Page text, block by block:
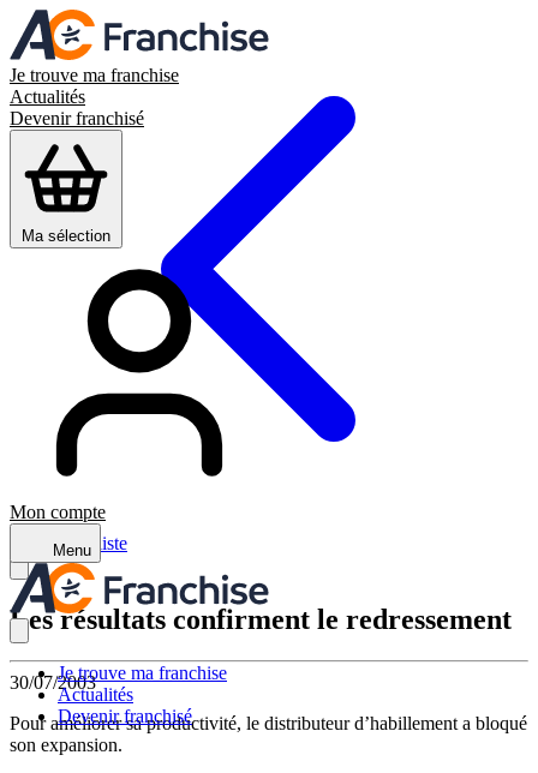
Je trouve ma franchise
Actualités
Devenir franchisé
Ma sélection
Mon compte
Menu
Je trouve ma franchise
Actualités
Devenir franchisé
Retour à la liste
Les résultats confirment le redressement
30/07/2003
Pour améliorer sa productivité, le distributeur d’habillement a bloqué
son expansion.